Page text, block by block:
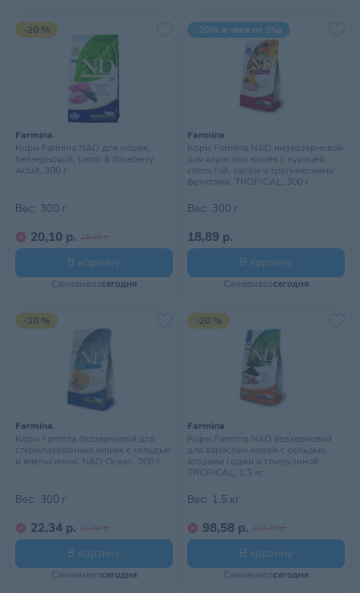
-20 %
Farmina
Корм Farmina N&D для кошек,
беззерновой, Lamb & Blueberry
Adult, 300 г
Вес: 300 г
20,10 р. 25,12 р.
В корзину
Самовывозсегодня
-20% в чеке от 25р
Farmina
Корм Farmina N&D низкозерновой
для взрослых кошек с курицей,
спельтой, овсом и тропическими
фруктами, TROPICAL, 300 г
Вес: 300 г
18,89 р.
В корзину
Самовывозсегодня
-20 %
Farmina
Корм Farmina беззерновой для
стерилизованных кошек с сельдью
и апельсином, N&D Ocean, 300 г
Вес: 300 г
22,34 р. 27,92 р.
В корзину
Самовывозсегодня
-20 %
Farmina
Корм Farmina N&D беззерновой
для взрослых кошек с сельдью,
ягодами годжи и спирулиной,
TROPICAL, 1,5 кг
Вес: 1,5 кг
98,58 р. 123,22 р.
В корзину
Самовывозсегодня